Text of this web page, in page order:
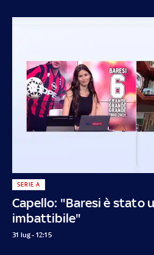
Capello: "Baresi è stato
imbattibile"
SERIE A
31 lug - 12:15